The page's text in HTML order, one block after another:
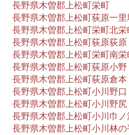
長野県木曽郡上松町栄町
長野県木曽郡上松町荻原一里
長野県木曽郡上松町栄町北栄
長野県木曽郡上松町荻原荻原
長野県木曽郡上松町栄町南栄
長野県木曽郡上松町荻原小野
長野県木曽郡上松町荻原倉本
長野県木曽郡上松町小川野口
長野県木曽郡上松町小川野尻
長野県木曽郡上松町小川巾ノ
長野県木曽郡上松町小川林の